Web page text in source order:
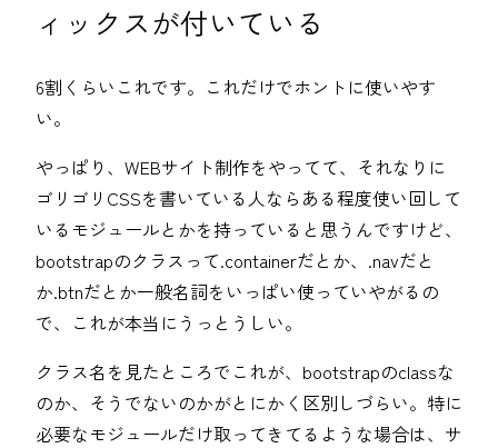
ィックスが付いている
6割くらいこれです。これだけでホントに使いやす
い。
やっぱり、WEBサイト制作をやってて、それなりに
ゴリゴリCSSを書いている人ならある程度使い回して
いるモジュールとかを持っていると思うんですけど、
bootstrapのクラスって.containerだとか、.navだと
か.btnだとか一般名詞をいっぱい使っていやがるの
で、これが本当にうっとうしい。
クラス名を見たところでこれが、bootstrapのclassな
のか、そうでないのかがとにかく区別しづらい。特に
必要なモジュールだけ取ってきてるような場合は、サ